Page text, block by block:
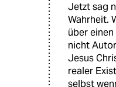
Jetzt sag
Wahrheit.
über
nicht
Jesus
realer
selbst